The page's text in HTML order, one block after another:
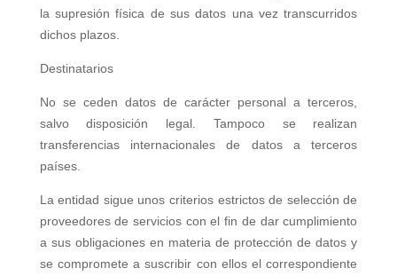
la supresión física de sus datos una vez transcurridos
dichos plazos.
Destinatarios
No se ceden datos de carácter personal a terceros,
salvo disposición legal. Tampoco se realizan
transferencias internacionales de datos a terceros
países.
La entidad sigue unos criterios estrictos de selección de
proveedores de servicios con el fin de dar cumplimiento
a sus obligaciones en materia de protección de datos y
se compromete a suscribir con ellos el correspondiente